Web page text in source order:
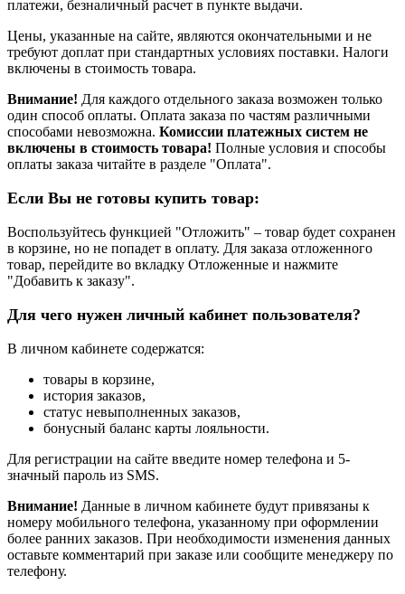
платежи, безналичный расчет в пункте выдачи.
Цены, указанные на сайте, являются окончательными и не
требуют доплат при стандартных условиях поставки. Налоги
включены в стоимость товара.
Внимание! Для каждого отдельного заказа возможен только
один способ оплаты. Оплата заказа по частям различными
способами невозможна. Комиссии платежных систем не
включены в стоимость товара! Полные условия и способы
оплаты заказа читайте в разделе "Оплата".
Если Вы не готовы купить товар:
Воспользуйтесь функцией "Отложить" – товар будет сохранен
в корзине, но не попадет в оплату. Для заказа отложенного
товар, перейдите во вкладку Отложенные и нажмите
"Добавить к заказу".
Для чего нужен личный кабинет пользователя?
В личном кабинете содержатся:
товары в корзине,
история заказов,
статус невыполненных заказов,
бонусный баланс карты лояльности.
Для регистрации на сайте введите номер телефона и 5-
значный пароль из SMS.
Внимание! Данные в личном кабинете будут привязаны к
номеру мобильного телефона, указанному при оформлении
более ранних заказов. При необходимости изменения данных
оставьте комментарий при заказе или сообщите менеджеру по
телефону.